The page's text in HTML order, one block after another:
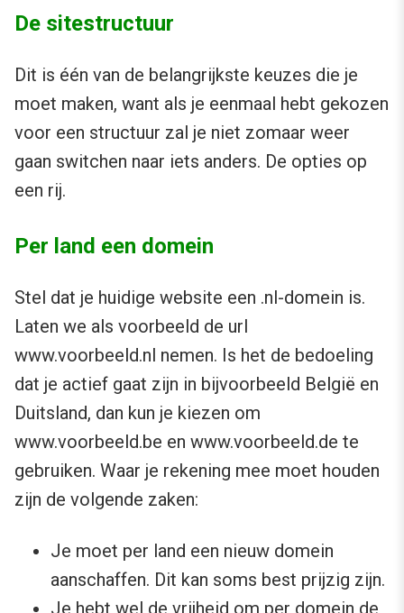
De sitestructuur
Dit is één van de belangrijkste keuzes die je
moet maken, want als je eenmaal hebt gekozen
voor een structuur zal je niet zomaar weer
gaan switchen naar iets anders. De opties op
een rij.
Per land een domein
Stel dat je huidige website een .nl-domein is.
Laten we als voorbeeld de url
www.voorbeeld.nl nemen. Is het de bedoeling
dat je actief gaat zijn in bijvoorbeeld België en
Duitsland, dan kun je kiezen om
www.voorbeeld.be en www.voorbeeld.de te
gebruiken. Waar je rekening mee moet houden
zijn de volgende zaken:
Je moet per land een nieuw domein
aanschaffen. Dit kan soms best prijzig zijn.